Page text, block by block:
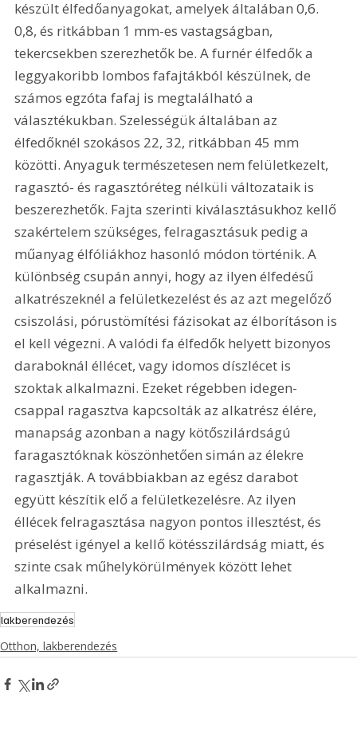
készült élfedőanyagokat, amelyek általában 0,6.
0,8, és ritkábban 1 mm-es vastagságban,
tekercsekben szerezhetők be. A furnér élfedők a
leggyakoribb lombos fafajtákból készülnek, de
számos egzóta fafaj is megtalálható a
választékukban. Szelességük általában az
élfedőknél szokásos 22, 32, ritkábban 45 mm
közötti. Anyaguk természetesen nem felületkezelt,
ragasztó- és ragasztóréteg nélküli változataik is
beszerezhetők. Fajta szerinti kiválasztásukhoz kellő
szakértelem szükséges, felragasztásuk pedig a
műanyag élfóliákhoz hasonló módon történik. A
különbség csupán annyi, hogy az ilyen élfedésű
alkatrészeknél a felületkezelést és az azt megelőző
csiszolási, pórustömítési fázisokat az élborításon is
el kell végezni. A valódi fa élfedők helyett bizonyos
daraboknál éllécet, vagy idomos díszlécet is
szoktak alkalmazni. Ezeket régebben idegen-
csappal ragasztva kapcsolták az alkatrész élére,
manapság azonban a nagy kötőszilárdságú
faragasztóknak köszönhetően simán az élekre
ragasztják. A továbbiakban az egész darabot
együtt készítik elő a felületkezelésre. Az ilyen
éllécek felragasztása nagyon pontos illesztést, és
préselést igényel a kellő kötésszilárdság miatt, és
szinte csak műhelykörülmények között lehet
alkalmazni.
lakberendezés
Otthon, lakberendezés